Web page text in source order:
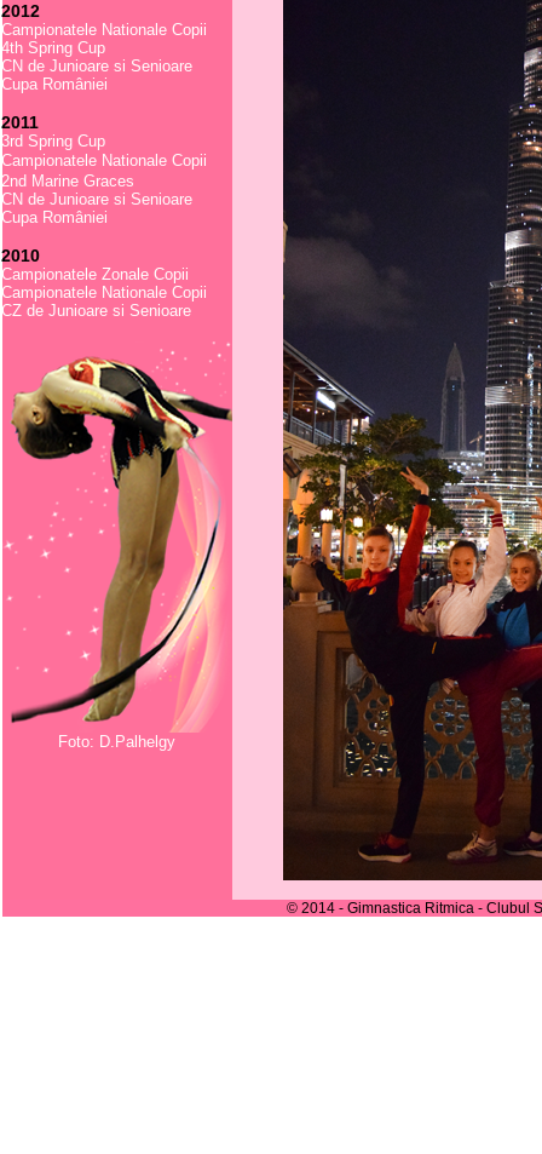
2012
Campionatele Nationale Copii
4th Spring Cup
CN de Junioare si Senioare
Cupa României
2011
3rd Spring Cup
Campionatele Nationale Copii
2nd Marine Graces
CN de Junioare si Senioare
Cupa României
2010
Campionatele Zonale Copii
Campionatele Nationale Copii
CZ de Junioare si Senioare
Foto: D.Palhelgy
© 2014 - Gimnastica Ritmica - Clubul